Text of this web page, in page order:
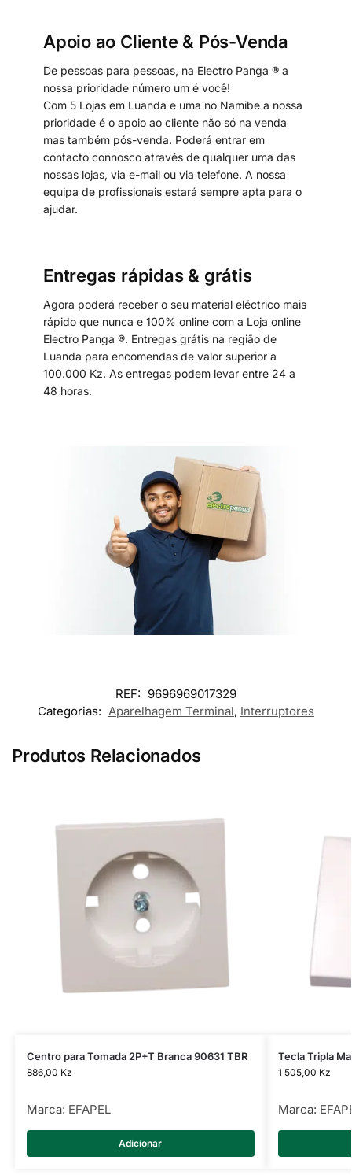
Apoio ao Cliente & Pós-Venda
De pessoas para pessoas, na Electro Panga ® a
nossa prioridade número um é você!
Com 5 Lojas em Luanda e uma no Namibe a nossa
prioridade é o apoio ao cliente não só na venda
mas também pós-venda. Poderá entrar em
contacto connosco através de qualquer uma das
nossas lojas, via e-mail ou via telefone. A nossa
equipa de profissionais estará sempre apta para o
ajudar.
Entregas rápidas & grátis
Agora poderá receber o seu material eléctrico mais
rápido que nunca e 100% online com a Loja online
Electro Panga ®. Entregas grátis na região de
Luanda para encomendas de valor superior a
100.000 Kz. As entregas podem levar entre 24 a
48 horas.
REF: 9696969017329
Categorias: Aparelhagem Terminal, Interruptores
Produtos Relacionados
Centro para Tomada 2P+T Branca 90631 TBR
886,00 Kz
Marca: EFAPEL
Adicionar
Tecla Tripla
1 505,00 Kz
Marca: